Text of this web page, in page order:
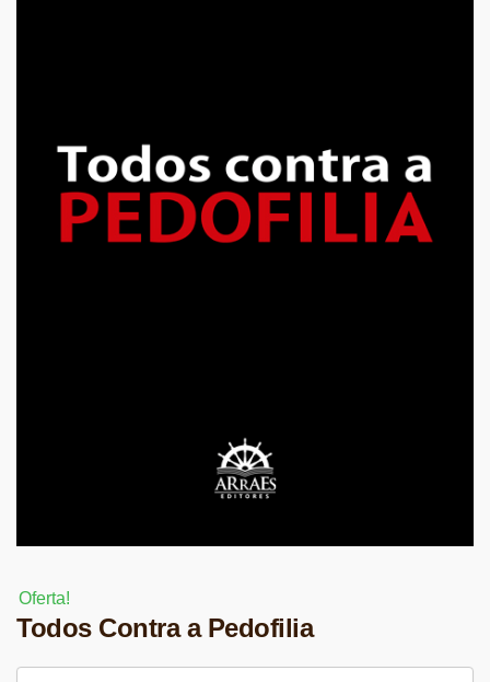
Oferta!
Todos Contra a Pedofilia